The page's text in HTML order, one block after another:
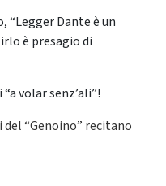
“Legger Dante è un
è presagio di
volar senz’ali”!
del “Genoino” recitano